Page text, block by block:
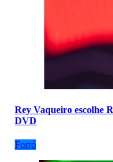
Rey Vaqueiro escolhe
DVD
Forró